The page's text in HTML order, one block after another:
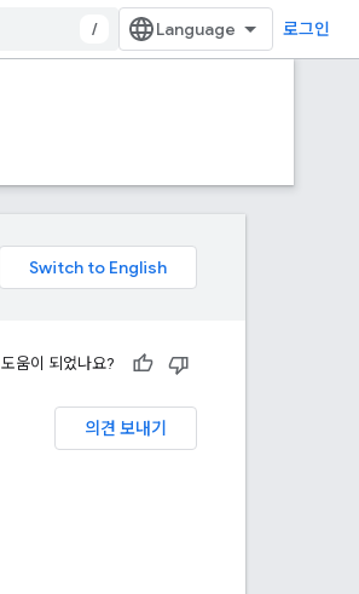
/ 로그인
도움이 되었나요?
의견 보내기